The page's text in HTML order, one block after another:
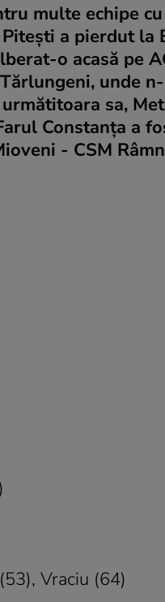
multe echipe
a pierdut la
o acasă pe
unde
sa,
Constanţa a
- CSM
Vraciu (64)